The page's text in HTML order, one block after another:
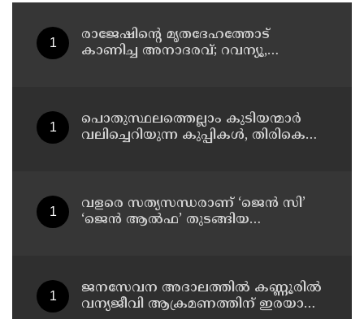
രാജേഷിന്റെ മൃതദേഹത്തോട്
കാണിച്ച അനാദരവ്; റവന്യൂ,
പ്രതിഷേധത്തിലേക്ക്
പൊതുസ്ഥലത്തെല്ലാം കുടിയന്മാര്‍
വലിച്ചെറിയുന്ന കുപ്പികള്‍, തിരികെ
സര്‍ക്കാരിന്റേത് തലതിരിഞ്ഞ
തീരുമാനമോ?
വളരെ സത്യസന്ധരാണ് ‘ജെൻ സി’
‘ജെൻ ആൽഫ’ തുടങ്ങിയ
ജനസേവന അദാലത്തിൽ കണ്ണൂരിൽ
വന്യജീവി ആക്രമണത്തിന് ഇരയായ